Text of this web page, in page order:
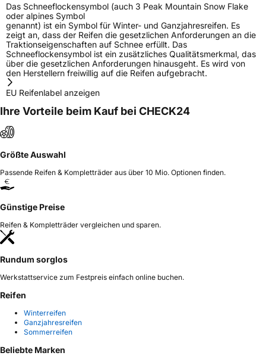
Das Schneeflockensymbol (auch 3 Peak Mountain Snow Flake
oder alpines Symbol
genannt) ist ein Symbol für Winter- und Ganzjahresreifen. Es
zeigt an, dass der Reifen die gesetzlichen Anforderungen an die
Traktionseigenschaften auf Schnee erfüllt. Das
Schneeflockensymbol ist ein zusätzliches Qualitätsmerkmal, das
über die gesetzlichen Anforderungen hinausgeht. Es wird von
den Herstellern freiwillig auf die Reifen aufgebracht.
EU Reifenlabel anzeigen
Ihre Vorteile beim Kauf bei CHECK24
Größte Auswahl
Passende Reifen & Kompletträder aus über 10 Mio. Optionen finden.
Günstige Preise
Reifen & Kompletträder vergleichen und sparen.
Rundum sorglos
Werkstattservice zum Festpreis einfach online buchen.
Reifen
Winterreifen
Ganzjahresreifen
Sommerreifen
Beliebte Marken